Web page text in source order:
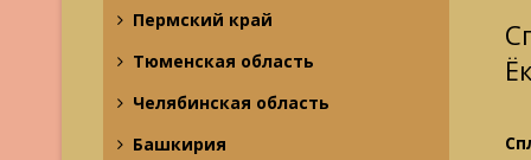
Пермский край
Тюменская область
Челябинская область
Башкирия